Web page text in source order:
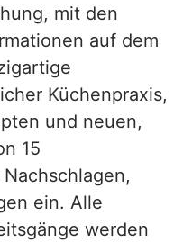
mit den
auf dem
Küchenpraxis,
und neuen,
15
ein. Alle
werden